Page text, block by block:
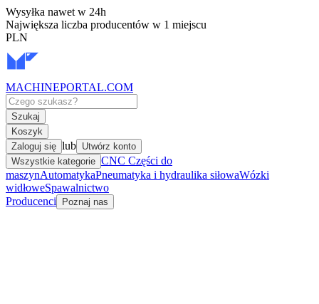
Wysyłka nawet w 24h
Największa liczba producentów w 1 miejscu
PLN
MACHINEPORTAL.COM
Szukaj
Koszyk
Zaloguj się lub Utwórz konto
Wszystkie kategorie CNC Części do
maszynAutomatykaPneumatyka i hydraulika siłowaWózki
widłoweSpawalnictwo
Producenci
Poznaj nas